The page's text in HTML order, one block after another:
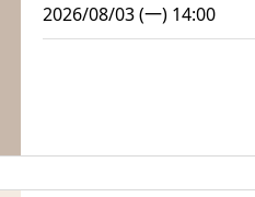
2026/08/03 (一) 14:00